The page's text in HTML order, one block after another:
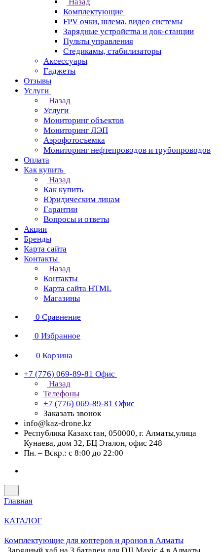
Комплектующие
FPV очки, шлема, видео системы
Зарядные устройства и док-станции
Пульты управления
Стедикамы, стабилизаторы
Аксессуары
Гаджеты
Отзывы
Услуги
Назад
Услуги
Мониторинг объектов
Мониторинг ЛЭП
Аэрофотосъемка
Мониторинг нефтепроводов и трубопроводов
Оплата
Как купить
Назад
Как купить
Юридическим лицам
Гарантии
Вопросы и ответы
Акции
Бренды
Карта сайта
Контакты
Назад
Контакты
Карта сайта HTML
Магазины
0 Сравнение
0 Избранное
0 Корзина
+7 (776) 069-89-81 Офис
Назад
Телефоны
+7 (776) 069-89-81 Офис
Заказать звонок
info@kaz-drone.kz
Республика Казахстан, 050000, г. Алматы,улица
Кунаева, дом 32, БЦ Эталон, офис 248
Пн. – Вскр.: с 8:00 до 22:00
Главная
КАТАЛОГ
Комплектующие для коптеров и дронов в Алматы